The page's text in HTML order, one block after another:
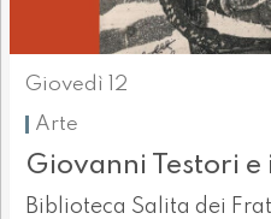
Giovedì 12
Arte
Giovanni Testori
Biblioteca Salita dei